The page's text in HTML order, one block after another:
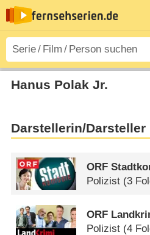
Hanus Polak Jr.
Darstellerin/Darsteller
ORF
Polizist (3
ORF
Polizist (4